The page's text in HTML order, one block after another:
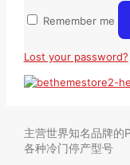
Remember me
Lost your password?
主营世界知名品牌的
各种冷门停产型号